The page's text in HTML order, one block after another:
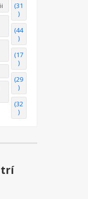
(31
)
(44
)
(17
)
(29
)
(32
)
trí